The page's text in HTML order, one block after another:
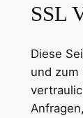
SSL
Diese
und zum